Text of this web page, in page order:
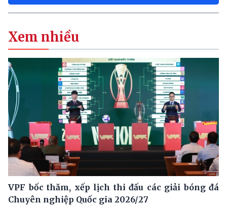
Xem nhiều
VPF bốc thăm, xếp lịch thi đấu các giải bóng đá
Chuyên nghiệp Quốc gia 2026/27